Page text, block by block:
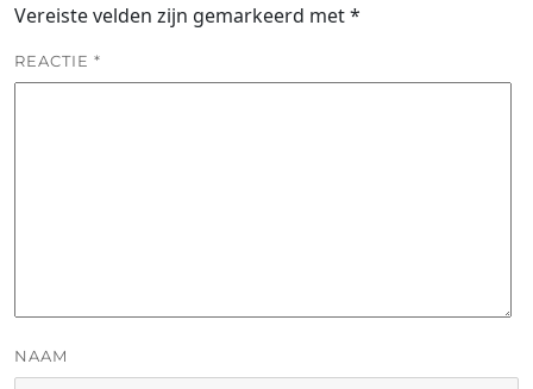
Vereiste velden zijn gemarkeerd met*
REACTIE *
NAAM